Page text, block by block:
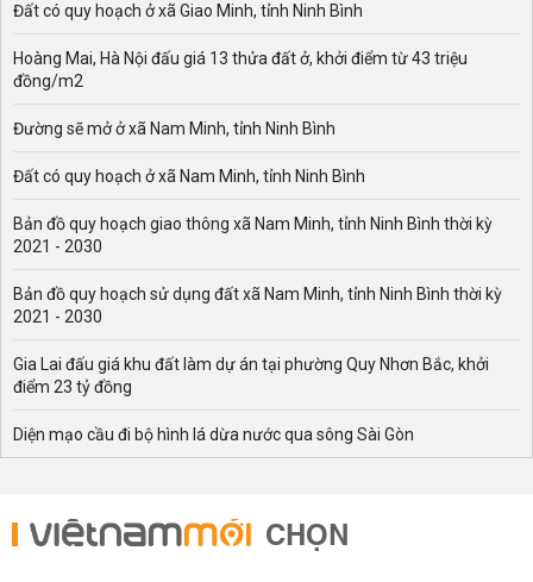
Đất có quy hoạch ở xã Giao Minh, tỉnh Ninh Bình
Hoàng Mai, Hà Nội đấu giá 13 thửa đất ở, khởi điểm từ 43 triệu
đồng/m2
Đường sẽ mở ở xã Nam Minh, tỉnh Ninh Bình
Đất có quy hoạch ở xã Nam Minh, tỉnh Ninh Bình
Bản đồ quy hoạch giao thông xã Nam Minh, tỉnh Ninh Bình thời kỳ
2021 - 2030
Bản đồ quy hoạch sử dụng đất xã Nam Minh, tỉnh Ninh Bình thời kỳ
2021 - 2030
Gia Lai đấu giá khu đất làm dự án tại phường Quy Nhơn Bắc, khởi
điểm 23 tỷ đồng
Diện mạo cầu đi bộ hình lá dừa nước qua sông Sài Gòn
CHỌN